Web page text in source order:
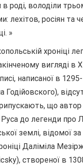
роді, володіли
лехітов, росіян та
»
хроніці
вигляді в
написаної в
Годійовского),
що автор
до легенди про
землі, відомої
Даліміла
створеної в